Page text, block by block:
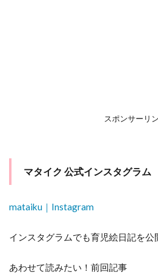
スポンサーリ
マタイク 公式インスタグラム
mataiku｜Instagram
インスタグラムでも育児絵日記を公
あわせて読みたい！前回記事